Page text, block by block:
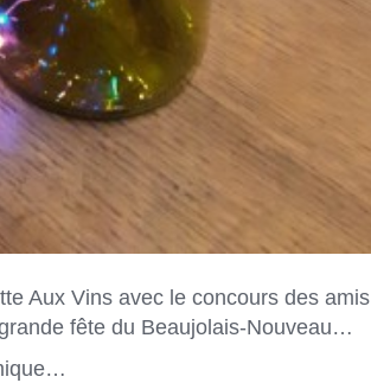
Aux Vins avec le concours des amis
fête du Beaujolais-Nouveau…